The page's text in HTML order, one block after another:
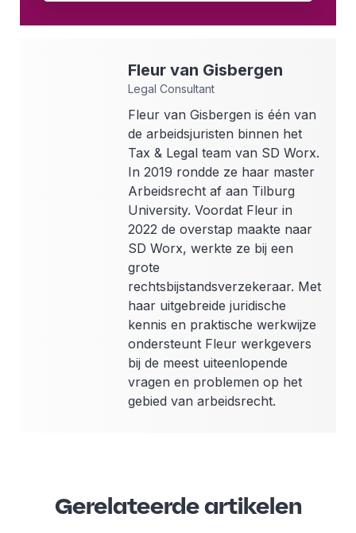
Fleur van Gisbergen
Legal Consultant
Fleur van Gisbergen is één van
de arbeidsjuristen binnen het
Tax & Legal team van SD Worx.
In 2019 rondde ze haar master
Arbeidsrecht af aan Tilburg
University. Voordat Fleur in
2022 de overstap maakte naar
SD Worx, werkte ze bij een
grote
rechtsbijstandsverzekeraar. Met
haar uitgebreide juridische
kennis en praktische werkwijze
ondersteunt Fleur werkgevers
bij de meest uiteenlopende
vragen en problemen op het
gebied van arbeidsrecht.
Gerelateerde artikelen